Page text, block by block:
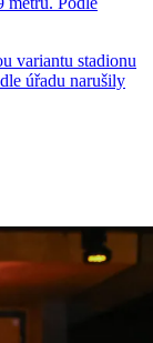
variantu stadionu
úřadu narušily